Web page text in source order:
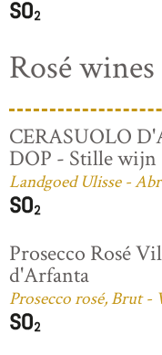
Rosé wines
CERASUOLO
DOP - Stille wijn
Landgoed Ulisse -
Prosecco Rosé
d'Arfanta
Prosecco rosé, Brut -